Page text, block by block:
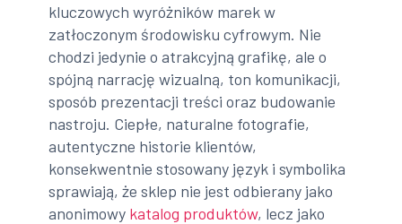
kluczowych wyróżników marek w
zatłoczonym środowisku cyfrowym. Nie
chodzi jedynie o atrakcyjną grafikę, ale o
spójną narrację wizualną, ton komunikacji,
sposób prezentacji treści oraz budowanie
nastroju. Ciepłe, naturalne fotografie,
autentyczne historie klientów,
konsekwentnie stosowany język i symbolika
sprawiają, że sklep nie jest odbierany jako
anonimowy katalog produktów, lecz jako